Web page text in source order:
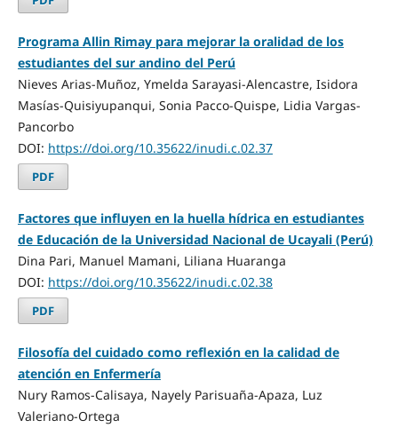
Programa Allin Rimay para mejorar la oralidad de los
estudiantes del sur andino del Perú
Nieves Arias-Muñoz, Ymelda Sarayasi-Alencastre, Isidora
Masías-Quisiyupanqui, Sonia Pacco-Quispe, Lidia Vargas-
Pancorbo
DOI: https://doi.org/10.35622/inudi.c.02.37
PDF
Factores que influyen en la huella hídrica en estudiantes
de Educación de la Universidad Nacional de Ucayali (Perú)
Dina Pari, Manuel Mamani, Liliana Huaranga
DOI: https://doi.org/10.35622/inudi.c.02.38
PDF
Filosofía del cuidado como reflexión en la calidad de
atención en Enfermería
Nury Ramos-Calisaya, Nayely Parisuaña-Apaza, Luz
Valeriano-Ortega